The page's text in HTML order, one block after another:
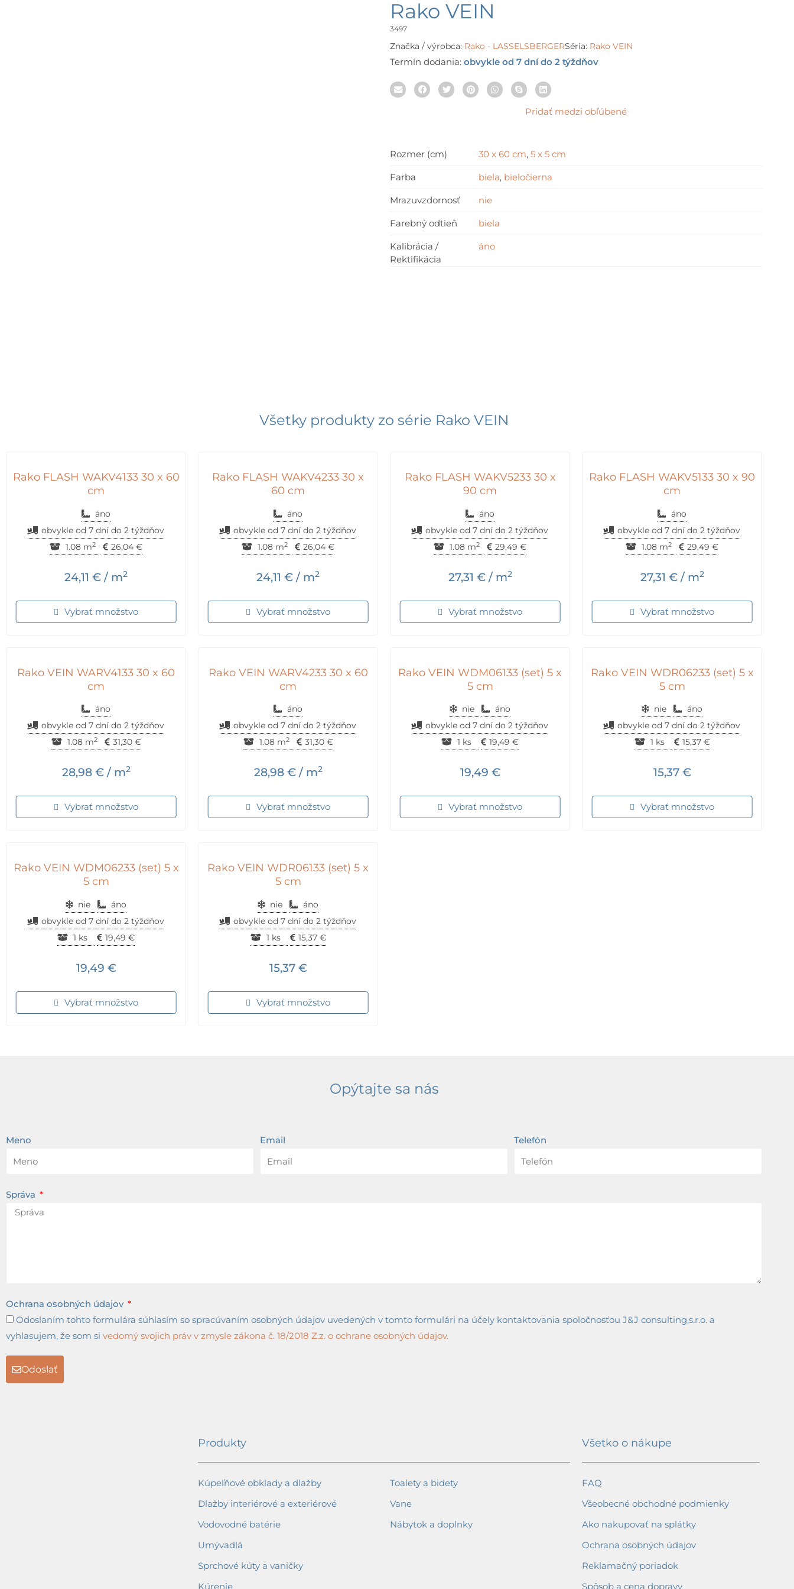
31,30 €
Rako VEIN
3497
Značka / výrobca: Rako - LASSELSBERGERSéria: Rako VEIN
Termín dodania: obvykle od 7 dní do 2 týždňov
Pridať medzi obľúbené
Rozmer (cm) 30 x 60 cm, 5 x 5 cm
Farba biela, bieločierna
Mrazuvzdornosť nie
Farebný odtieň biela
Kalibrácia /
Rektifikácia
áno
Všetky produkty zo série Rako VEIN
Rako FLASH WAKV4133 30 x 60
cm
áno
obvykle od 7 dní do 2 týždňov
1.08 m2 26,04 €
24,11 € / m2
Vybrať množstvo
Rako FLASH WAKV4233 30 x
60 cm
áno
obvykle od 7 dní do 2 týždňov
1.08 m2 26,04 €
24,11 € / m2
Vybrať množstvo
Rako FLASH WAKV5233 30 x
90 cm
áno
obvykle od 7 dní do 2 týždňov
1.08 m2 29,49 €
27,31 €/ m2
Vybrať množstvo
Rako FLASH WAKV5133 30 x 90
cm
áno
obvykle od 7 dní do 2 týždňov
1.08 m2 29,49 €
27,31 €/ m2
Vybrať množstvo
Rako VEIN WARV4133 30 x 60
cm
áno
obvykle od 7 dní do 2 týždňov
1.08 m2 31,30 €
28,98 €/ m2
Vybrať množstvo
Rako VEIN WARV4233 30 x 60
cm
áno
obvykle od 7 dní do 2 týždňov
1.08 m2 31,30 €
28,98 €/ m2
Vybrať množstvo
Rako VEIN WDM06133 (set) 5 x
5 cm
nie
áno
obvykle od 7 dní do 2 týždňov
1 ks
19,49 €
19,49 €
Vybrať množstvo
Rako VEIN WDR06233 (set) 5 x
5 cm
nie
áno
obvykle od 7 dní do 2 týždňov
1 ks
15,37 €
15,37 €
Vybrať množstvo
Rako VEIN WDM06233 (set) 5 x
5 cm
nie
áno
obvykle od 7 dní do 2 týždňov
1 ks
19,49 €
19,49 €
Vybrať množstvo
Rako VEIN WDR06133 (set) 5 x
5 cm
nie
áno
obvykle od 7 dní do 2 týždňov
1 ks
15,37 €
15,37 €
Vybrať množstvo
Opýtajte sa nás
Meno Email Telefón
Správa
Ochrana osobných údajov
Odoslaním tohto formulára súhlasím so spracúvaním osobných údajov uvedených v tomto formulári na účely kontaktovania spoločnosťou J&J consulting,s.r.o. a
vyhlasujem, že som si vedomý svojich práv v zmysle zákona č. 18/2018 Z.z. o ochrane osobných údajov.
Odoslať
Produkty
Kúpeľňové obklady a dlažby
Dlažby interiérové a exteriérové
Vodovodné batérie
Umývadlá
Sprchové kúty a vaničky
Kúrenie
Toalety a bidety
Vane
Nábytok a doplnky
Všetko o nákupe
FAQ
Všeobecné obchodné podmienky
Ako nakupovať na splátky
Ochrana osobných údajov
Reklamačný poriadok
Spôsob a cena dopravy